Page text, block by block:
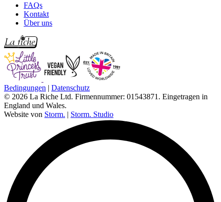
FAQs
Kontakt
Über uns
Bedingungen | Datenschutz
© 2026 La Riche Ltd. Firmennummer: 01543871. Eingetragen in
England und Wales.
Website von Storm. | Storm. Studio